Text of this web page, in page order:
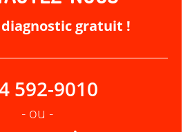
gratuit !
592-9010
- ou -